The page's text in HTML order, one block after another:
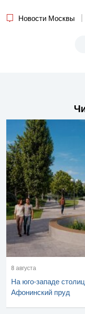
Новости Москвы
8 августа
На юго-западе
Афонинский пруд